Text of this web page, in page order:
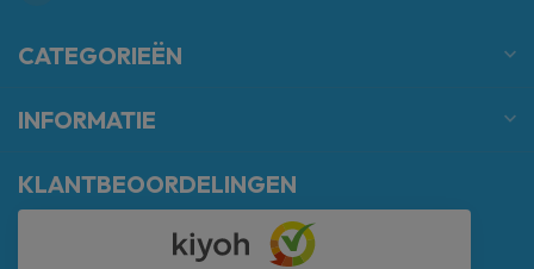
CATEGORIEËN
INFORMATIE
KLANTBEOORDELINGEN